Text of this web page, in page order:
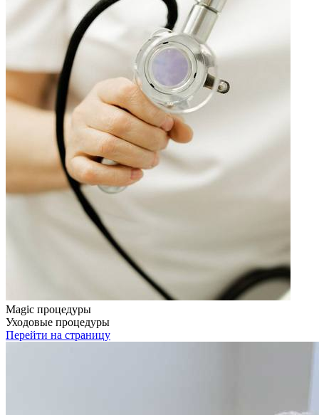
Magic процедуры
Уходовые процедуры
Перейти на страницу